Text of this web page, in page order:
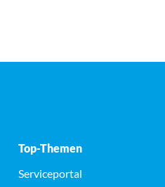
Top-Themen
Serviceportal